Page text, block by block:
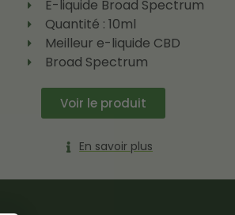
E-liquide Broad Spectrum
Quantité : 10ml
Meilleur e-liquide CBD
Broad Spectrum
Voir le produit
En savoir plus